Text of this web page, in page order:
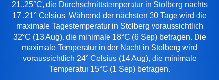
21..25°C, die Durchschnittstemperatur in Stolberg nachts
17..21° Celsius. Während der nächsten 30 Tage wird die
maximale Tagestemperatur in Stolberg voraussichtlich
32°C (13 Aug), die minimale 18°C (6 Sep) betragen. Die
maximale Temperatur in der Nacht in Stolberg wird
voraussichtlich 24° Celsius (14 Aug), die minimale
Temperatur 15°C (1 Sep) betragen.